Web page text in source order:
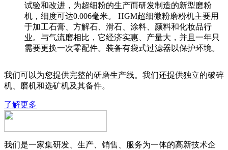
试验和改进，为超细粉的生产而研发制造的新型磨粉
机，细度可达0.006毫米。 HGM超细微粉磨粉机主要用
于加工石膏、方解石、滑石、涂料、颜料和化妆品行
业。与气流磨相比，它经济实惠、产量大，并且一年只
需要更换一次零配件。装备有袋式过滤器以保护环境。
我们可以为您提供完整的研磨生产线。我们还提供独立的破碎
机、磨机和选矿机及其备件。
了解更多
我们是一家集研发、生产、销售、服务为一体的高新技术企